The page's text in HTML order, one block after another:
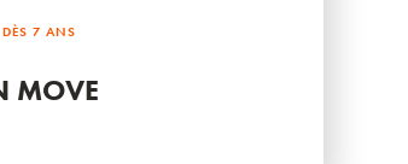
7 ANS
MOVE